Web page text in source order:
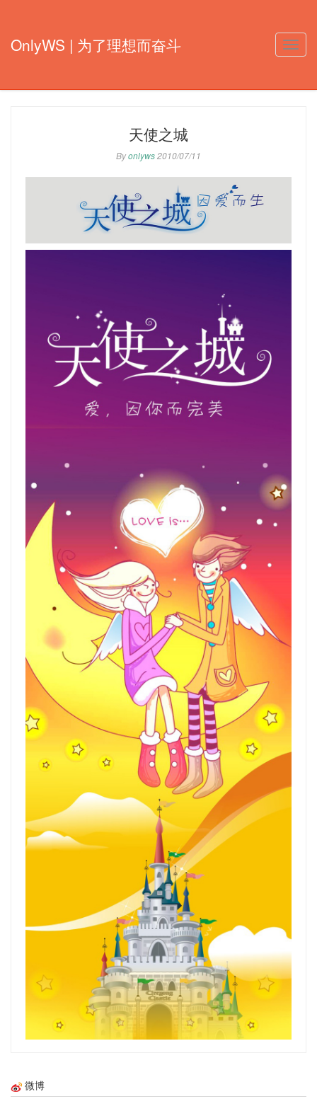
Toggle
OnlyWS | 为了理想而奋斗
天使之城
Byonlyws2010/07/11
微博